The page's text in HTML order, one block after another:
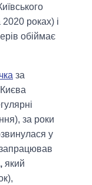
роках) і
обіймає
за
за роки
у
який